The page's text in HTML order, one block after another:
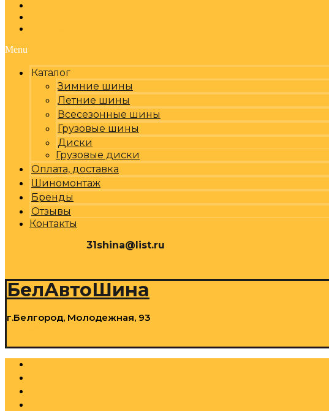
Menu
Каталог
Зимние шины
Летние шины
Всесезонные шины
Грузовые шины
Диски
Грузовые диски
Оплата, доставка
Шиномонтаж
Бренды
Отзывы
Контакты
31shina@list.ru
БелАвтоШина
г.Белгород, Молодежная, 93